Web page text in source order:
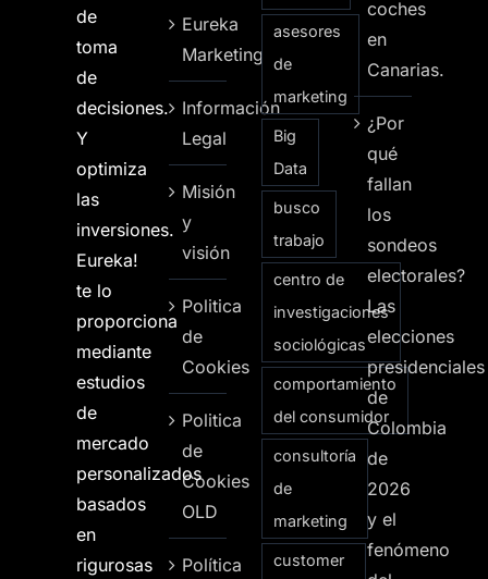
de
toma
de
decisiones.
Y
optimiza
las
inversiones.
Eureka!
te lo
proporciona
mediante
estudios
de
mercado
personalizados
basados
en
rigurosas
Eureka
Marketing
Información
Legal
Misión
y
visión
Politica
de
Cookies
Politica
de
Cookies
OLD
Política
asesores
de
marketing
Big
Data
busco
trabajo
centro de
investigaciones
sociológicas
comportamiento
del consumidor
consultoría
de
marketing
customer
coches
en
Canarias.
¿Por
qué
fallan
los
sondeos
electorales?
Las
elecciones
presidenciales
de
Colombia
de
2026
y el
fenómeno